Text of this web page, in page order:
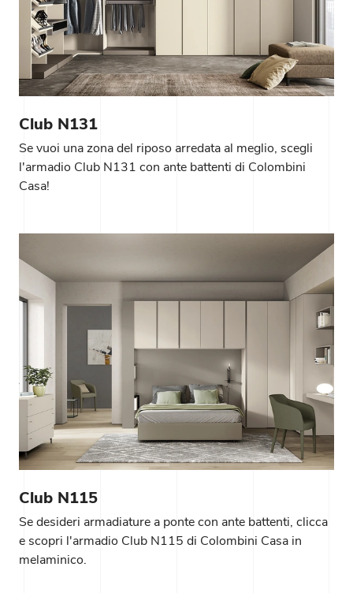
Club N131
Se vuoi una zona del riposo arredata al meglio, scegli
l'armadio Club N131 con ante battenti di Colombini
Casa!
Club N115
Se desideri armadiature a ponte con ante battenti, clicca
e scopri l'armadio Club N115 di Colombini Casa in
melaminico.